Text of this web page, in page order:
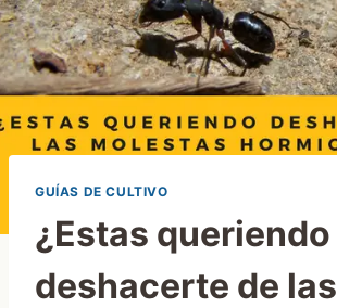
GUÍAS DE CULTIVO
¿Estas queriendo
deshacerte de las